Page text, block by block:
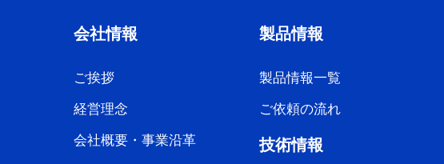
会社情報
ご挨拶
経営理念
会社概要・事業沿革
製品情報
製品情報一覧
ご依頼の流れ
技術情報